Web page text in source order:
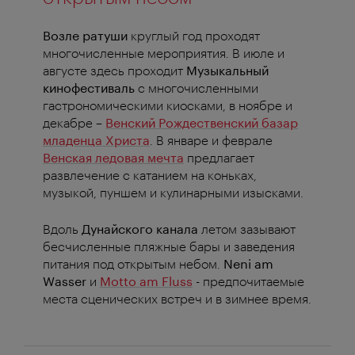
Возле ратуши круглый год проходят
многочисленные мероприятия. В июле и
августе здесь проходит Музыкальный
кинофестиваль с многочисленными
гастрономическими киосками, в ноябре и
декабре – Венский Рождественский базар
младенца Христа . В январе и феврале
Венская ледовая мечта предлагает
развлечение с катанием на коньках,
музыкой, пуншем и кулинарными изысками.
Вдоль Дунайского канала летом зазывают
бесчисленные пляжные бары и заведения
питания под открытым небом. Neni am
Wasser и Motto am Fluss - предпочитаемые
места сценических встреч и в зимнее время.